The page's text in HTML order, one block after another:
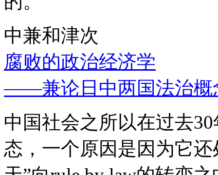
中兼和津次
腐败的政治经济学
——兼论日中两国法治概
中国社会之所以在过去
态，一个原因是因为它